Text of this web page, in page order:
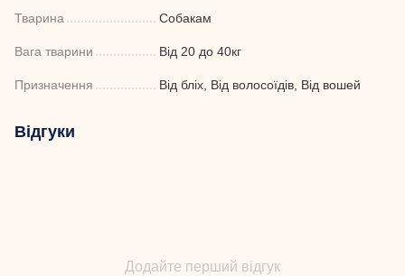
Тварина Собакам
Вага тварини Від 20 до 40кг
Призначення Від бліх, Від волосоїдів, Від вошей
Відгуки
Додайте перший відгук